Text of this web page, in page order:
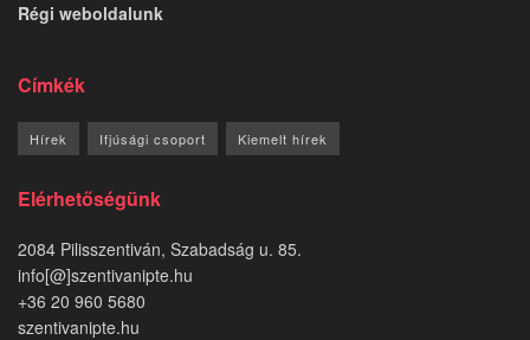
Régi weboldalunk
Címkék
Hírek Ifjúsági csoport Kiemelt hírek
Elérhetőségünk
2084 Pilisszentiván, Szabadság u. 85.
info[@]szentivanipte.hu
+36 20 960 5680
szentivanipte.hu